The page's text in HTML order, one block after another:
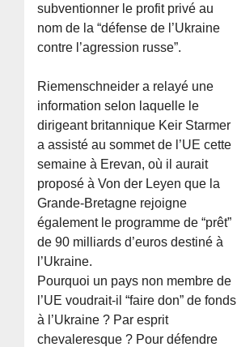
subventionner le profit privé au
nom de la “défense de l’Ukraine
contre l’agression russe”.
Riemenschneider a relayé une
information selon laquelle le
dirigeant britannique Keir Starmer
a assisté au sommet de l’UE cette
semaine à Erevan, où il aurait
proposé à Von der Leyen que la
Grande-Bretagne rejoigne
également le programme de “prêt”
de 90 milliards d’euros destiné à
l’Ukraine.
Pourquoi un pays non membre de
l’UE voudrait-il “faire don” de fonds
à l’Ukraine ? Par esprit
chevaleresque ? Pour défendre